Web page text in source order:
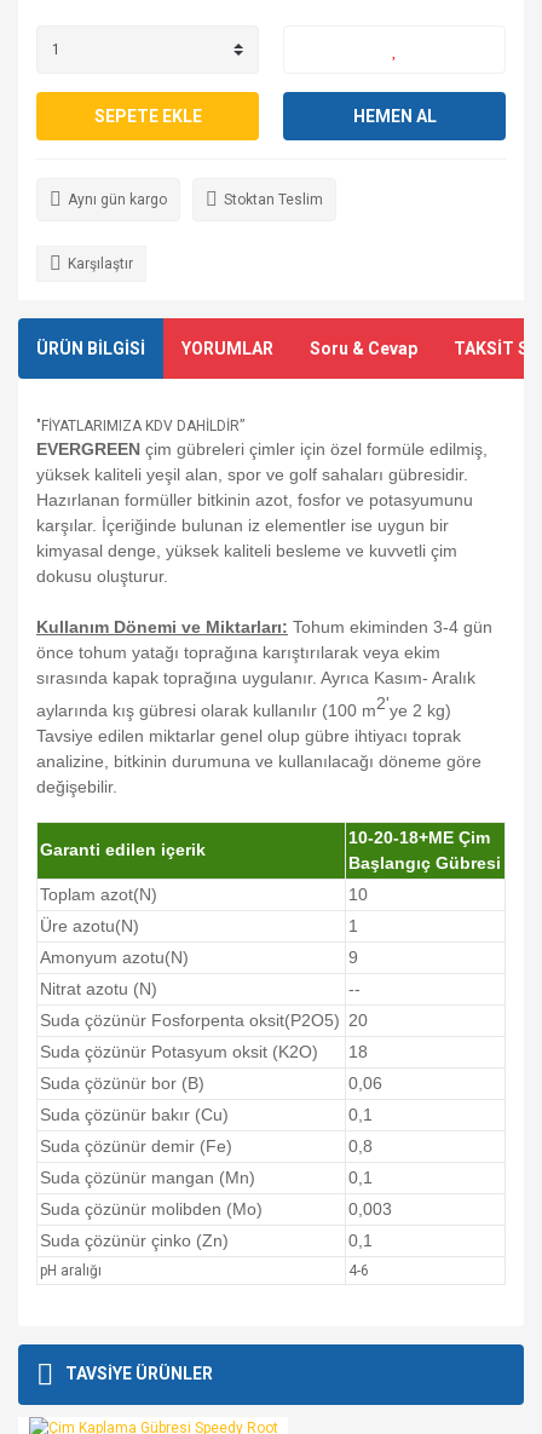
SEPETE EKLE HEMEN AL
Aynı gün kargo Stoktan Teslim
Karşılaştır
ÜRÜN BİLGİSİ YORUMLAR Soru & Cevap TAKSİT
"FİYATLARIMIZA KDV DAHİLDİR”
EVERGREEN çim gübreleri çimler için özel formüle edilmiş,
yüksek kaliteli yeşil alan, spor ve golf sahaları gübresidir.
Hazırlanan formüller bitkinin azot, fosfor ve potasyumunu
karşılar. İçeriğinde bulunan iz elementler ise uygun bir
kimyasal denge, yüksek kaliteli besleme ve kuvvetli çim
dokusu oluşturur.
Kullanım Dönemi ve Miktarları: Tohum ekiminden 3-4 gün
önce tohum yatağı toprağına karıştırılarak veya ekim
sırasında kapak toprağına uygulanır. Ayrıca Kasım- Aralık
aylarında kış gübresi olarak kullanılır (100 m2'ye 2 kg)
Tavsiye edilen miktarlar genel olup gübre ihtiyacı toprak
analizine, bitkinin durumuna ve kullanılacağı döneme göre
değişebilir.
Garanti edilen içerik
10-20-18+ME Çim
Başlangıç Gübresi
Toplam azot(N)
10
Üre azotu(N)
1
Amonyum azotu(N)
9
Nitrat azotu (N)
--
Suda çözünür Fosforpenta oksit(P2O5) 20
Suda çözünür Potasyum oksit (K2O)
18
Suda çözünür bor (B)
0,06
Suda çözünür bakır (Cu)
0,1
Suda çözünür demir (Fe)
0,8
Suda çözünür mangan (Mn)
0,1
Suda çözünür molibden (Mo)
0,003
Suda çözünür çinko (Zn)
0,1
pH aralığı 4-6
Bu ürüne ilk yorumu siz yapın!
Ürün hakkında henüz soru sorulmamış.
kullanarak tarafımıza iletebilirsiniz.
Görüş ve önerileriniz için teşekkür ederiz.
TAVSİYE ÜRÜNLER